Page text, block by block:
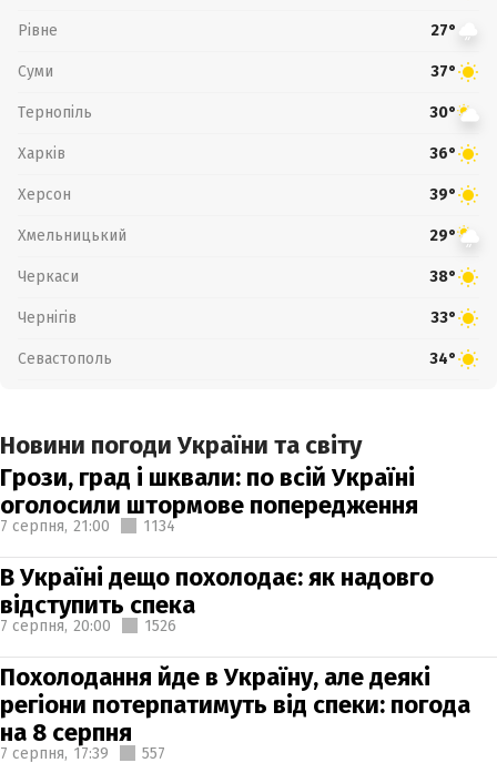
Рівне 27°
Суми 37°
Тернопіль 30°
Харків 36°
Херсон 39°
Хмельницький 29°
Черкаси 38°
Чернігів 33°
Севастополь 34°
Новини погоди України та світу
Грози, град і шквали: по всій Україні
оголосили штормове попередження
7 серпня, 21:00 1134
В Україні дещо похолодає: як надовго
відступить спека
7 серпня, 20:00 1526
Похолодання йде в Україну, але деякі
регіони потерпатимуть від спеки: погода
на 8 серпня
7 серпня, 17:39 557